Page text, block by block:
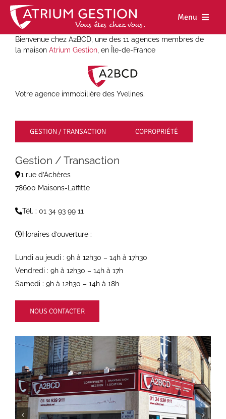
Skip
content
Menu
Accueil
Bienvenue chez A2BCD, une des 11 agences membres de
la maison Atrium Gestion, en Île-de-France
Votre agence immobilière des Yvelines.
GESTION / TRANSACTION COPROPRIÉTÉ
Gestion / Transaction
1 rue d’Achères
78600 Maisons-Laffitte
Tél. : 01 34 93 99 11
Horaires d’ouverture :
Lundi au jeudi : 9h à 12h30 – 14h à 17h30
Vendredi : 9h à 12h30 – 14h à 17h
Samedi : 9h à 12h30 – 14h à 18h
NOUS CONTACTER